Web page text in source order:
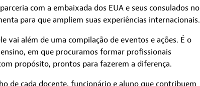
com a embaixada dos EUA e seus consulados no
para que ampliem suas experiências internacionais.
vai além de uma compilação de eventos e ações. É o
em que procuramos formar profissionais
propósito, prontos para fazerem a diferença.
de cada docente, funcionário e aluno que contribuem